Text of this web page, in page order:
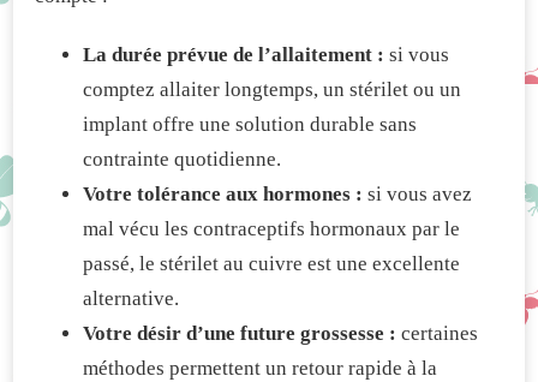
La durée prévue de l’allaitement : si vous
comptez allaiter longtemps, un stérilet ou un
implant offre une solution durable sans
contrainte quotidienne.
Votre tolérance aux hormones : si vous avez
mal vécu les contraceptifs hormonaux par le
passé, le stérilet au cuivre est une excellente
alternative.
Votre désir d’une future grossesse : certaines
méthodes permettent un retour rapide à la